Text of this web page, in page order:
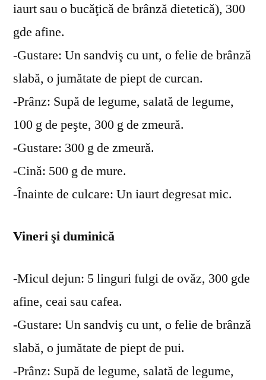
iaurt sau o bucăţică de brânză dietetică), 300
gde afine.
-Gustare: Un sandviş cu unt, o felie de brânză
slabă, o jumătate de piept de curcan.
-Prânz: Supă de legume, salată de legume,
100 g de peşte, 300 g de zmeură.
-Gustare: 300 g de zmeură.
-Cină: 500 g de mure.
-Înainte de culcare: Un iaurt degresat mic.
Vineri şi duminică
-Micul dejun: 5 linguri fulgi de ovăz, 300 gde
afine, ceai sau cafea.
-Gustare: Un sandviş cu unt, o felie de brânză
slabă, o jumătate de piept de pui.
-Prânz: Supă de legume, salată de legume,